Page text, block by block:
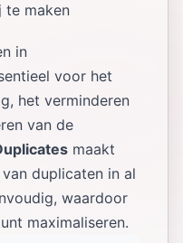
te maken
in
voor het
het verminderen
van de
maakt
duplicaten in al
waardoor
maximaliseren.